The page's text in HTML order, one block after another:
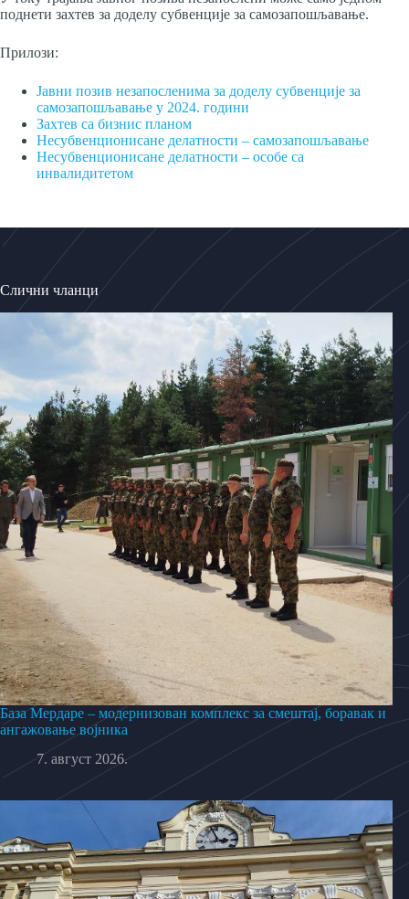
поднети захтев за доделу субвенције за самозапошљавање.
Прилози:
Јавни позив незапосленима за доделу субвенције за
самозапошљавање у 2024. години
Захтев са бизнис планом
Несубвенционисане делатности – самозапошљавање
Несубвенционисане делатности – особе са
инвалидитетом
Слични чланци
База Мердаре – модернизован комплекс за смештај, боравак и
ангажовање војника
7. август 2026.